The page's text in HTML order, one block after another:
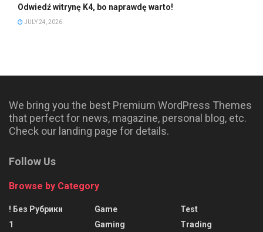
Odwiedź witrynę K4, bo naprawdę warto!
JULY 24, 2026
We bring you the best Premium WordPress Themes
that perfect for news, magazine, personal blog, etc.
Check our landing page for details.
Follow Us
Browse by Category
! Без Рубрики
1
Game
Gaming
Test
Trading